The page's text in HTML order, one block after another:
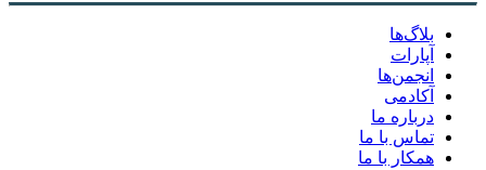
بلاگ‌ها
آپارات
انجمن‌ها
آکادمی
درباره ما
تماس با ما
همکار با ما